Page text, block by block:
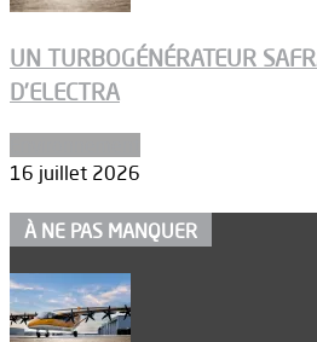
UN TURBOGÉNÉRATEUR
D’ELECTRA
16 juillet 2026
À NE PAS MANQUER